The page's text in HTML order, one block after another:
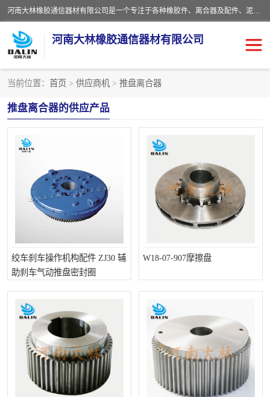
河南大林橡胶通信器材有限公司是一个专注于各种橡胶件、离合器及配件、泥浆泵及配件等产品设计制造和加工的企业。产品应用于矿山、冶金、石油、钢铁、化工、水泥、船舶、造纸、通用机械等各种大功率机械传动或制动装置。
河南大林橡胶通信器材有限公司
当前位置： 首页 > 供应商机 > 推盘离合器
推盘离合器的供应产品
绞车刹车操作机构配件 ZJ30 辅
助刹车气动推盘密封圈
W18-07-907摩擦盘
推盘离合器
气胎离合器
泥浆泵空气包胶囊 气动元件
DY隔膜式离合器 CB离合器
KB离合器 实芯轮胎
PTO离合器 联轴器
橡胶件 液力端配件